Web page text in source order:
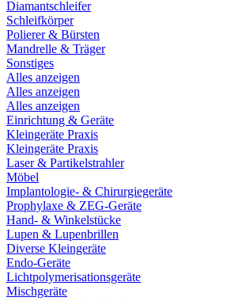
Diamantschleifer
Schleifkörper
Polierer & Bürsten
Mandrelle & Träger
Sonstiges
Alles anzeigen
Alles anzeigen
Alles anzeigen
Einrichtung & Geräte
Kleingeräte Praxis
Kleingeräte Praxis
Laser & Partikelstrahler
Möbel
Implantologie- & Chirurgiegeräte
Prophylaxe & ZEG-Geräte
Hand- & Winkelstücke
Lupen & Lupenbrillen
Diverse Kleingeräte
Endo-Geräte
Lichtpolymerisationsgeräte
Mischgeräte